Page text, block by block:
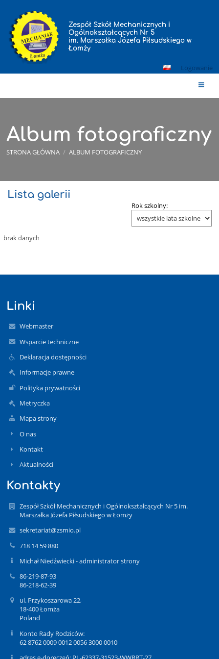
Zespół Szkół Mechanicznych i
Ogólnokształcących Nr 5
im. Marszałka Józefa Piłsudskiego w
Łomży
Logowanie
Album fotograficzny
STRONA GŁÓWNA / ALBUM FOTOGRAFICZNY
Album
Lista galerii
Rok szkolny:
brak danych
Linki
Webmaster
Wsparcie techniczne
Deklaracja dostępności
Informacje prawne
Polityka prywatności
Metryczka
Mapa strony
O nas
Kontakt
Aktualności
Kontakty
Zespół Szkół Mechanicznych i Ogólnokształcących Nr 5 im.
Marszałka Józefa Piłsudskiego w Łomży
sekretariat@zsmio.pl
718 14 59 880
Michał Niedźwiecki - administrator strony
86-219-87-93
86-218-62-39
ul. Przykoszarowa 22,
18-400 Łomża
Poland
Konto Rady Rodziców:
62 8762 0009 0012 0056 3000 0010